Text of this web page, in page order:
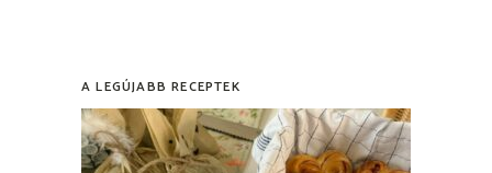
A LEGÚJABB RECEPTEK